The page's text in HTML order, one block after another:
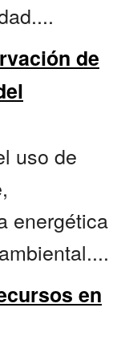
de
uso de
energética
en